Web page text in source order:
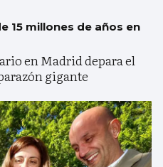
15 millones de años en
en Madrid depara el
gigante